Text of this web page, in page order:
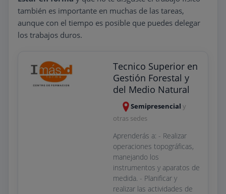
también es importante en muchas de las tareas,
aunque con el tiempo es posible que puedes delegar
los trabajos duros.
Tecnico Superior en
Gestión Forestal y
del Medio Natural
Semipresencial y
otras sedes
Aprenderás a: - Realizar
operaciones topográficas,
manejando los
instrumentos y aparatos de
medida. - Planificar y
realizar las actividades de